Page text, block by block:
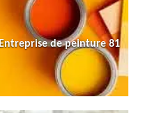
Entreprise de peinture 81